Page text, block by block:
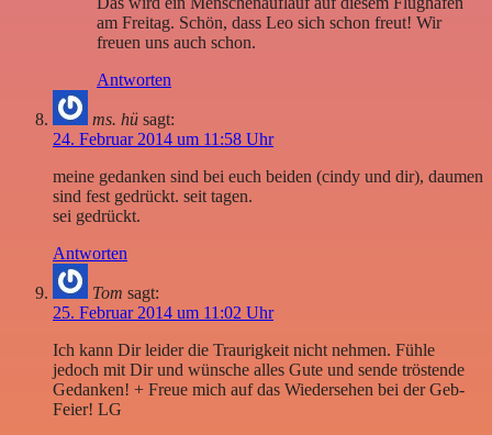
am Freitag. Schön, dass Leo sich schon freut! Wir
freuen uns auch schon.
Antworten
ms. hü sagt:
24. Februar 2014 um 11:58 Uhr
meine gedanken sind bei euch beiden (cindy und dir), daumen
sind fest gedrückt. seit tagen.
sei gedrückt.
Antworten
Tom sagt:
25. Februar 2014 um 11:02 Uhr
Ich kann Dir leider die Traurigkeit nicht nehmen. Fühle
jedoch mit Dir und wünsche alles Gute und sende tröstende
Gedanken! + Freue mich auf das Wiedersehen bei der Geb-
Feier! LG